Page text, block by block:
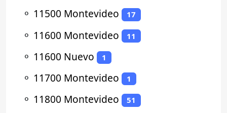
⚬ 11500 Montevideo 17
⚬ 11600 Montevideo 11
⚬ 11600 Nuevo 1
⚬ 11700 Montevideo 1
⚬ 11800 Montevideo 51